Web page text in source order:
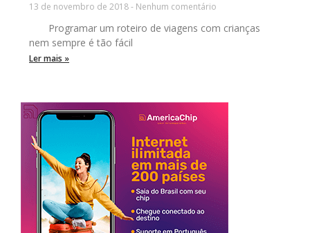
13 de novembro de 2018 Nenhum comentário
Programar um roteiro de viagens com crianças
nem sempre é tão fácil
Ler mais »